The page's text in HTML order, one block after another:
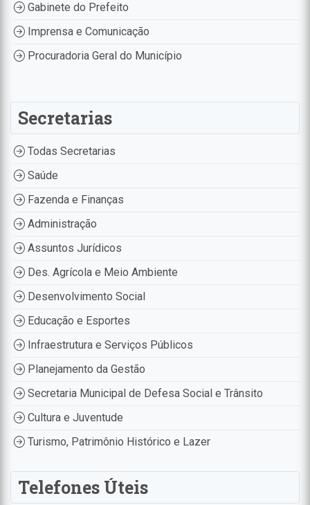
Gabinete do Prefeito
Imprensa e Comunicação
Procuradoria Geral do Município
Secretarias
Todas Secretarias
Saúde
Fazenda e Finanças
Administração
Assuntos Jurídicos
Des. Agrícola e Meio Ambiente
Desenvolvimento Social
Educação e Esportes
Infraestrutura e Serviços Públicos
Planejamento da Gestão
Secretaria Municipal de Defesa Social e Trânsito
Cultura e Juventude
Turismo, Patrimônio Histórico e Lazer
Telefones Úteis